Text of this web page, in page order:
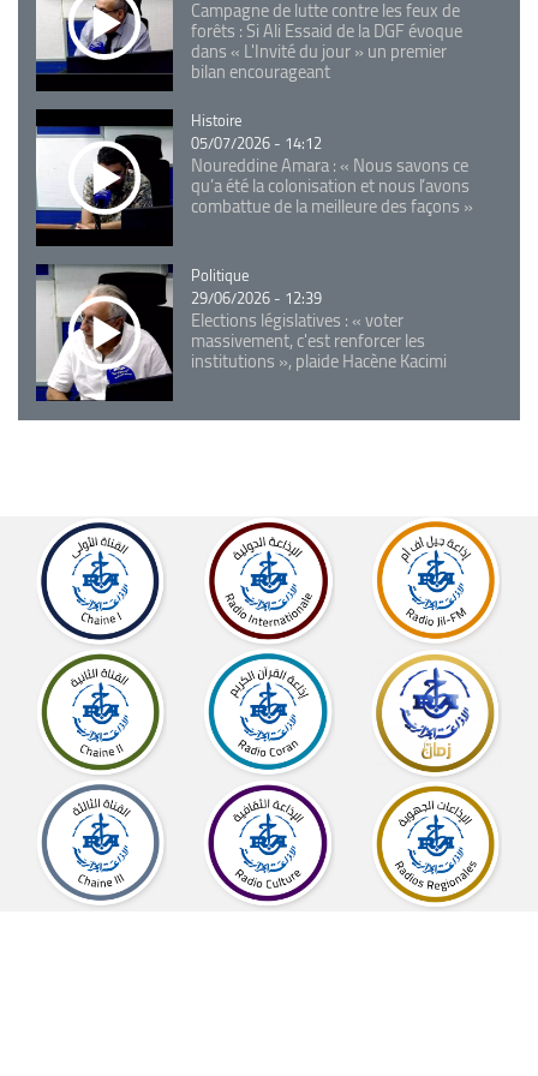
Campagne de lutte contre les feux de
forêts : Si Ali Essaid de la DGF évoque
dans « L'Invité du jour » un premier
bilan encourageant
Catégorie
Histoire
05/07/2026 - 14:12
Noureddine Amara : « Nous savons ce
qu’a été la colonisation et nous l’avons
combattue de la meilleure des façons »
Catégorie
Politique
29/06/2026 - 12:39
Elections législatives : « voter
massivement, c'est renforcer les
institutions », plaide Hacène Kacimi